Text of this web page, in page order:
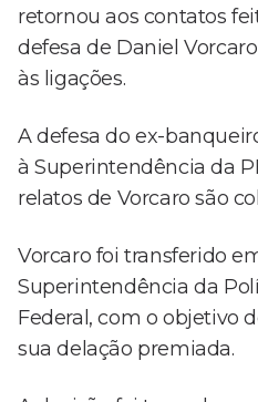
retornou aos contatos
defesa de Daniel
às ligações.
A defesa do ex-
à Superintendência da
relatos de Vorcaro são
Vorcaro foi transferido
Superintendência da
Federal, com o objetivo
sua delação premiada.